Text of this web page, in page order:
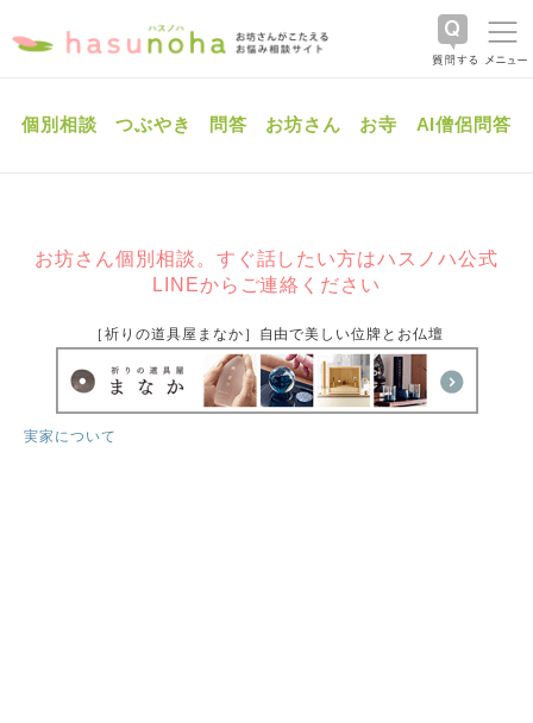
個別相談 つぶやき 問答 お坊さん お寺 AI僧侶問答
お坊さん個別相談。すぐ話したい方はハスノハ公式
LINEからご連絡ください
［祈りの道具屋まなか］自由で美しい位牌とお仏壇
実家について